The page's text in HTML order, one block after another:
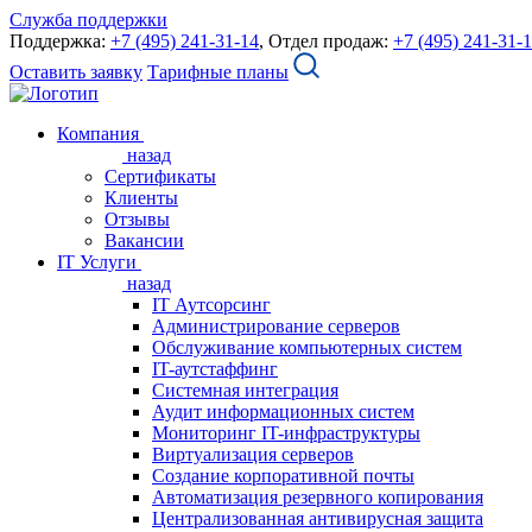
Служба поддержки
Поддержка: +7 (495) 241-31-14, Отдел продаж: +7 (495) 241-31-
Оставить заявку Тарифные планы
Компания
назад
Сертификаты
Клиенты
Отзывы
Вакансии
IT Услуги
назад
IT Аутсорсинг
Администрирование серверов
Обслуживание компьютерных систем
IT-аутстаффинг
Системная интеграция
Аудит информационных систем
Мониторинг IT-инфраструктуры
Виртуализация серверов
Создание корпоративной почты
Автоматизация резервного копирования
Централизованная антивирусная защита